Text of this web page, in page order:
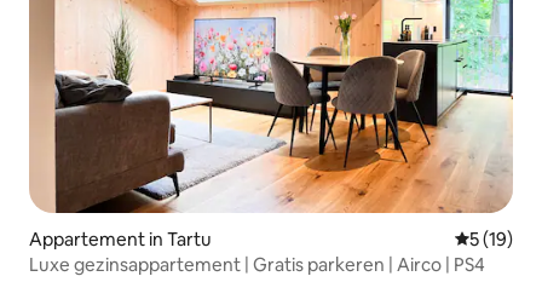
Appartement in Tartu
5 (19)
Luxe gezinsappartement | Gratis parkeren | Airco | PS4